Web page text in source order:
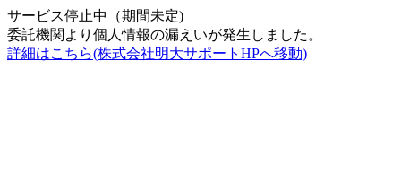
サービス停止中（期間未定)
委託機関より個人情報の漏えいが発生しました。
詳細はこちら(株式会社明大サポートHPへ移動)